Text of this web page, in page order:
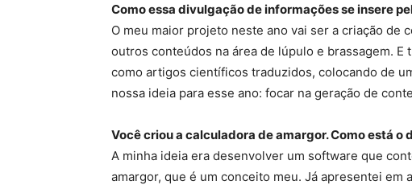
Como essa divulgação de informações se insere
O meu maior projeto neste ano vai ser a criação de
outros conteúdos na área de lúpulo e brassagem.
como artigos científicos traduzidos, colocando de
nossa ideia para esse ano: focar na geração de
Você criou a calculadora de amargor. Como está
A minha ideia era desenvolver um software que
amargor, que é um conceito meu. Já apresentei